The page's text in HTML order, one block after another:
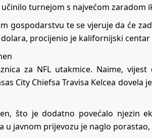
turnejom s najvećom zaradom
gospodarstvu te se vjeruje da će
procijenio je kalifornijski
za NFL utakmice. Naime,
City Chiefsa Travisa Kelcea dovela
što je dodatno povećalo njezin
u javnom prijevozu je naglo